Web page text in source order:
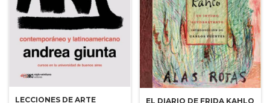
LECCIONES DE ARTE
EL DIARIO DE FRIDA KAHLO